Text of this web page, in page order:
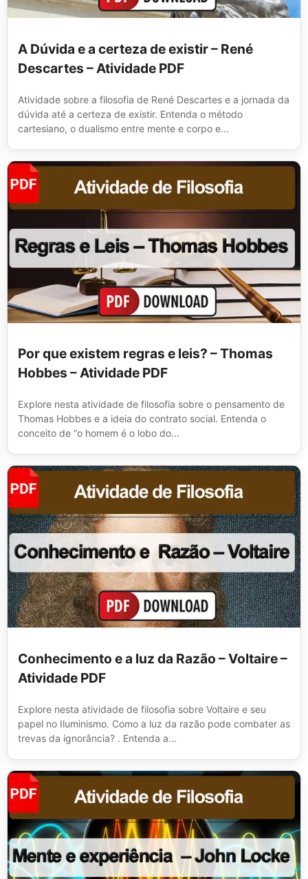
A Dúvida e a certeza de existir – René
Descartes – Atividade PDF
Atividade sobre a filosofia de René Descartes e a jornada da
dúvida até a certeza de existir. Entenda o método
cartesiano, o dualismo entre mente e corpo e...
Por que existem regras e leis? – Thomas
Hobbes – Atividade PDF
Explore nesta atividade de filosofia sobre o pensamento de
Thomas Hobbes e a ideia do contrato social. Entenda o
conceito de “o homem é o lobo do...
Conhecimento e a luz da Razão – Voltaire –
Atividade PDF
Explore nesta atividade de filosofia sobre Voltaire e seu
papel no Iluminismo. Como a luz da razão pode combater as
trevas da ignorância? . Entenda a...